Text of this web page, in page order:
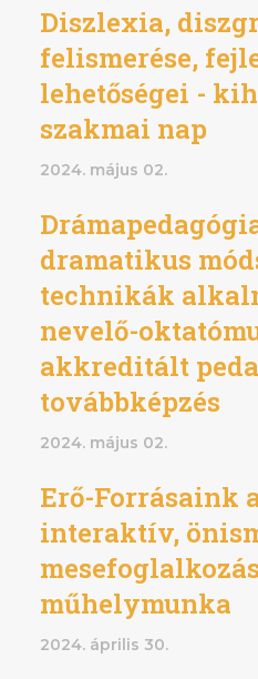
Diszlexia,
felismerése,
lehetőségei -
szakmai nap
2024. május 02.
dramatikus
technikák
nevelő-
akkreditált
továbbképzés
2024. május 02.
Erő-Forrásaink
interaktív,
műhelymunka
2024. április 30.